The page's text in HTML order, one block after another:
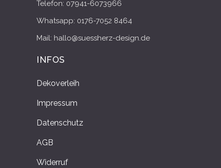
Telefon: 07941-6073966
Whatsapp: 0176-7052 8464
Mail: hallo@suessherz-design.de
INFOS
Dekoverleih
Impressum
Datenschutz
AGB
Widerruf